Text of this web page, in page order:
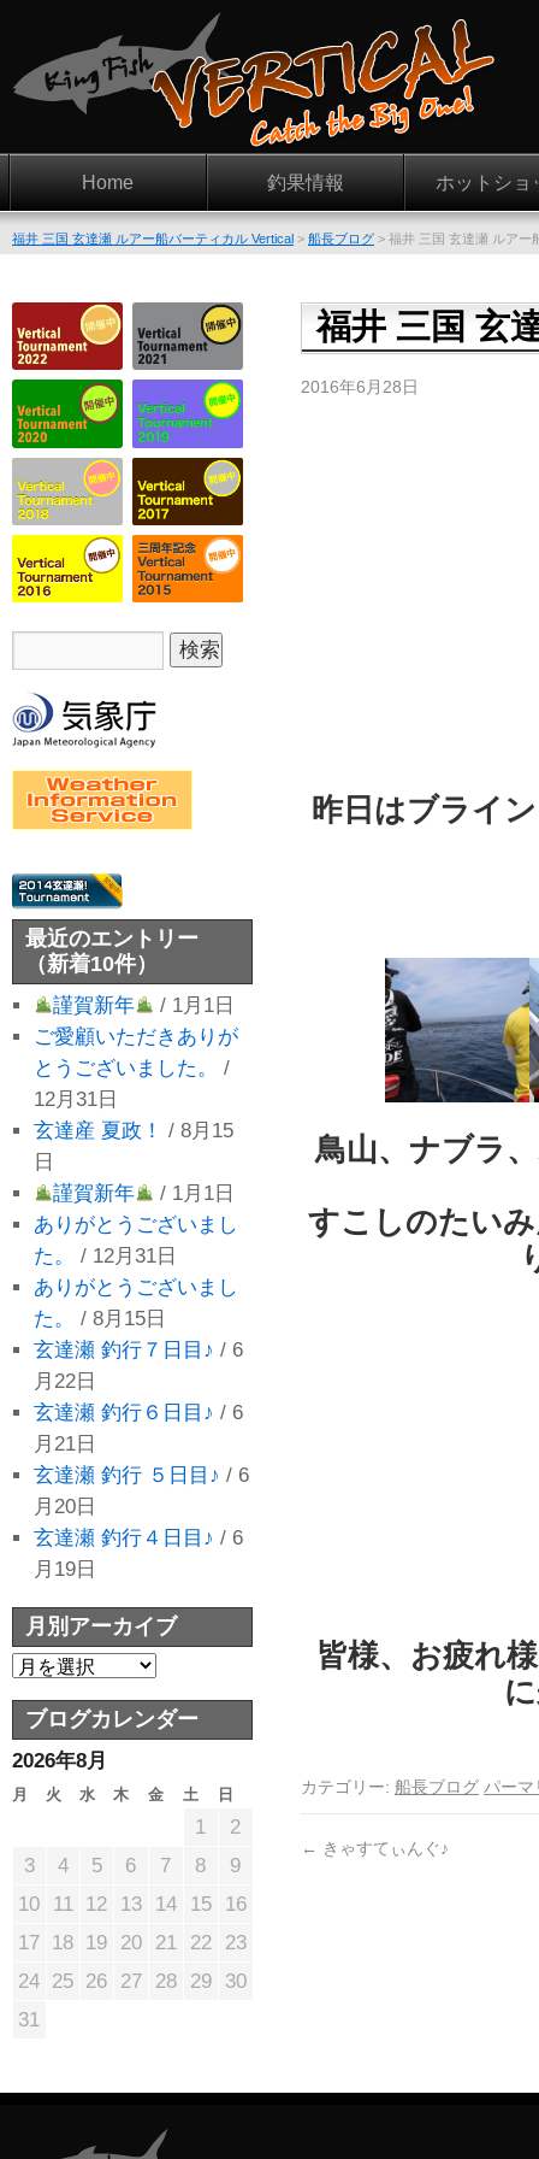
Home 釣果情報 ホットショ
福井 三国 玄達瀬 ルアー船バーティカル Vertical > 船長ブログ > 福井 三国 玄達瀬 ルアー
福井 三国 玄
2016年6月28日
昨日はブライ
鳥山、ナブラ
すこしのたい
皆様、お疲れ
カテゴリー: 船長ブログ パーマ
← きゃすてぃんぐ♪
最近のエントリー
（新着10件）
謹賀新年
/ 1月1日
ご愛顧いただきありが
とうございました。
/
12月31日
玄達産 夏政！
/ 8月15
日
謹賀新年
/ 1月1日
ありがとうございまし
た。
/ 12月31日
ありがとうございまし
た。
/ 8月15日
玄達瀬 釣行７日目♪ / 6
月22日
玄達瀬 釣行６日目♪ / 6
月21日
玄達瀬 釣行 ５日目♪ / 6
月20日
玄達瀬 釣行４日目♪ / 6
月19日
月別アーカイブ
ブログカレンダー
2026年8月
月 火 水 木 金 土 日
1
2
3
4 5 6 7 8
9
10
11 12 13 14 15
16
17 18 19 20 21 22
23
24 25 26 27 28 29
30
31